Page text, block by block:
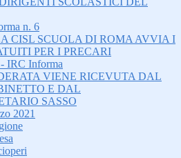
n. 6
CISL SCUOLA DI ROMA AVVIA I
PER I PRECARI
IRC Informa
VIENE RICEVUTA DAL
E DAL
SASSO
2021